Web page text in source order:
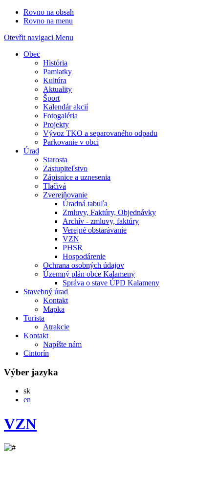
Rovno na obsah
Rovno na menu
Otevřit navigaci Menu
Obec
História
Pamiatky
Kultúra
Aktuality
Šport
Kalendár akcií
Fotogaléria
Projekty
Vývoz TKO a separovaného odpadu
Parkovanie v obci
Úrad
Starosta
Zastupiteľstvo
Zápisnice a uznesenia
Tlačivá
Zverejňovanie
Úradná tabuľa
Zmluvy, Faktúry, Objednávky
Archív - zmluvy, faktúry
Verejné obstarávanie
VZN
PHSR
Hospodárenie
Ochrana osobných údajov
Územný plán obce Kalameny
Správa o stave ÚPD Kalameny
Stavebný úrad
Kontakt
Mapka
Turista
Atrakcie
Kontakt
Napíšte nám
Cintorín
Výber jazyka
skSlovensky
en
VZN